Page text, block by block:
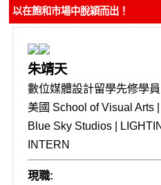
以在飽和市場中脫穎而出！
朱靖天
數位媒體設計留學先修學員
美國 School of Visual Arts
Blue Sky Studios |
INTERN
現職: